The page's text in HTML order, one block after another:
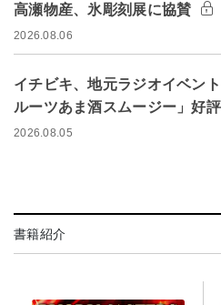
高瀬物産、氷彫刻展に協賛
2026.08.06
イチビキ、地元ラジオイベン
ルーツあま酒スムージー」好評
2026.08.05
書籍紹介